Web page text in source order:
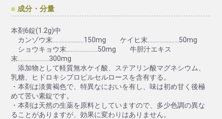
成分・分量
本剤6錠(1.2g)中
カンゾウ末.....................150mg ケイヒ末.....................50mg
ショウキョウ末.....................50mg 牛胆汁エキス
末.....................300mg
添加物として軽質無水ケイ酸、ステアリン酸マグネシウム、
乳糖、ヒドロキシプロピルセルロースを含有する。
・本剤は淡黄褐色で、特異なにおいを有し、味は初め甘く後極
めて苦い素錠です。
・本剤は天然の生薬を原料としていますので、多少色調の異な
ることがありますが、効果に変わりはありません。